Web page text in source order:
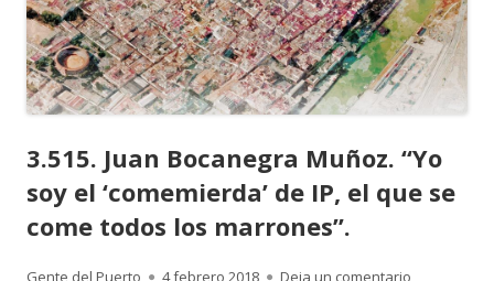
3.515. Juan Bocanegra Muñoz. “Yo
soy el ‘comemierda’ de IP, el que se
come todos los marrones”.
Autor
Gente del Puerto Publicado
4 febrero 2018 Deja un comentario